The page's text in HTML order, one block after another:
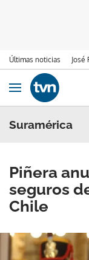
Últimas noticias José
Ir al contenido
Obrir navegació
Suramérica
Piñera
seguros
Chile